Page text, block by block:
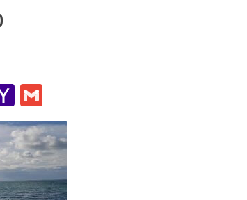
Yahoo
Mail